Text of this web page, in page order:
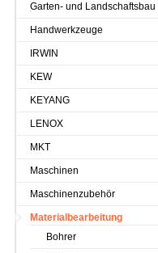
Garten- und Landschaftsbau
Handwerkzeuge
IRWIN
KEW
KEYANG
LENOX
MKT
Maschinen
Maschinenzubehör
Materialbearbeitung
Bohrer